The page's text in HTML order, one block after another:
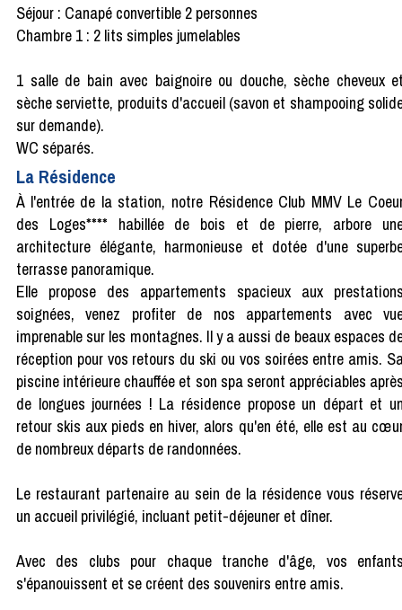
Séjour : Canapé convertible 2 personnes
Chambre 1 : 2 lits simples jumelables
1 salle de bain avec baignoire ou douche, sèche cheveux
sèche serviette, produits d'accueil (savon et shampooing
sur demande).
WC séparés.
La Résidence
À l'entrée de la station, notre Résidence Club MMV Le
des Loges**** habillée de bois et de pierre, arbore
architecture élégante, harmonieuse et dotée d'une
terrasse panoramique.
Elle propose des appartements spacieux aux
soignées, venez profiter de nos appartements avec
imprenable sur les montagnes. Il y a aussi de beaux espaces
réception pour vos retours du ski ou vos soirées entre amis.
piscine intérieure chauffée et son spa seront appréciables
de longues journées ! La résidence propose un départ et
retour skis aux pieds en hiver, alors qu'en été, elle est au
de nombreux départs de randonnées.
Le restaurant partenaire au sein de la résidence vous
un accueil privilégié, incluant petit-déjeuner et dîner.
Avec des clubs pour chaque tranche d'âge, vos
s'épanouissent et se créent des souvenirs entre amis.